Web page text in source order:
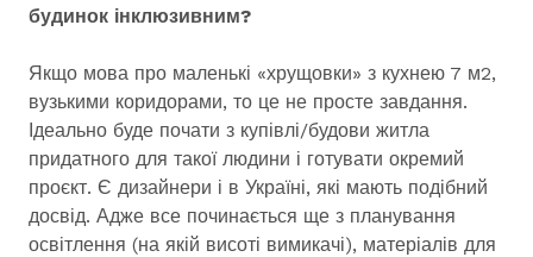
будинок інклюзивним?
Якщо мова про маленькі «хрущовки» з кухнею 7 м2,
вузькими коридорами, то це не просте завдання.
Ідеально буде почати з купівлі/будови житла
придатного для такої людини і готувати окремий
проєкт. Є дизайнери і в Україні, які мають подібний
досвід. Адже все починається ще з планування
освітлення (на якій висоті вимикачі), матеріалів для